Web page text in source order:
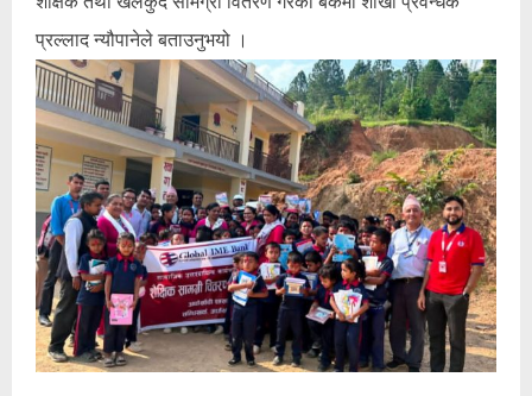
प्रल्लाद न्यौपानेले बताउनुभयो ।